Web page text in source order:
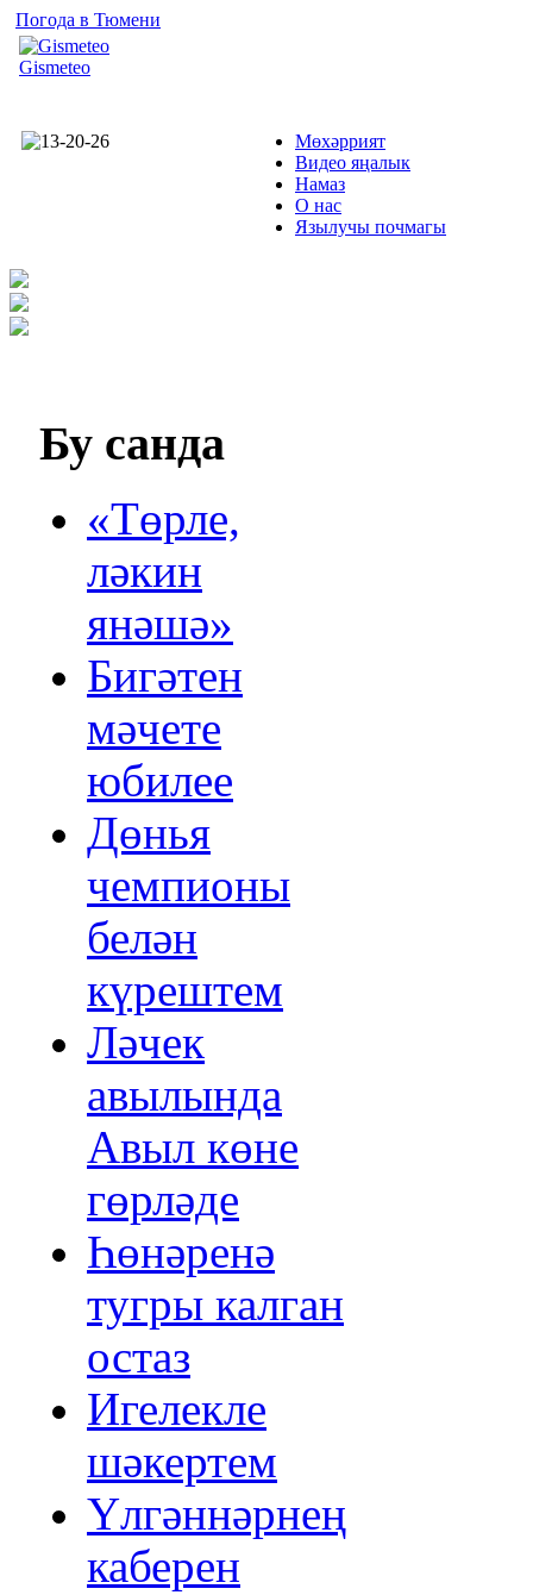
Погода в Тюмени
Gismeteo
Мөхәррият
Видео яңалык
Намаз
О нас
Язылучы почмагы
Бу санда
«Төрле,
ләкин
янәшә»
Бигәтен
мәчете
юбилее
Дөнья
чемпионы
белән
күрештем
Ләчек
авылында
Авыл көне
гөрләде
Һөнәренә
тугры калган
остаз
Игелекле
шәкертем
Үлгәннәрнең
каберен